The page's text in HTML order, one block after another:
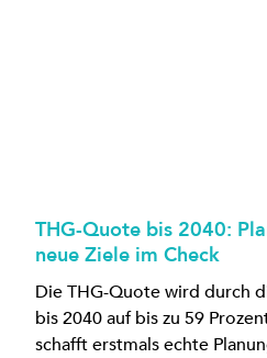
THG-Quote bis 2040:
neue Ziele im Check
Die THG-Quote wird durch
bis 2040 auf bis zu 59
schafft erstmals echte